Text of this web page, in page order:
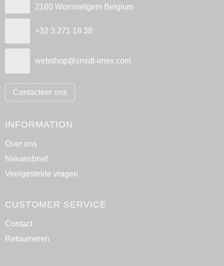
2160 Wommelgem Belgium
+32 3 271 18 38
webshop@smidt-imex.com
Contacteer ons
INFORMATION
Over ons
Nieuwsbrief
Veelgestelde vragen
CUSTOMER SERVICE
Contact
Retourneren